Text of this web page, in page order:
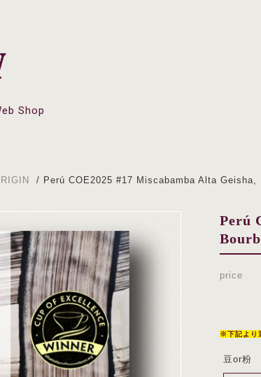
Shop
/ Perú COE2025 #17 Miscabamba Alta Geisha,
Perú
price
※下記より
豆or粉